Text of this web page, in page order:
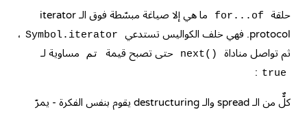
حلقة for...of
ما هي إلا صياغة مبسّطة فوق الـ iterator
protocol. فهي خلف الكواليس تستدعي
Symbol.iterator ،
ثم تواصل مناداة
next() حتى تصبح قيمة تم مساوية لـ
true
:
كلٌّ من الـ spread والـ destructuring يقوم بنفس الفكرة - يمرّ